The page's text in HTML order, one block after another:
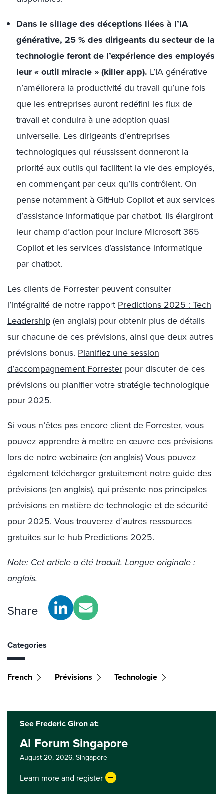
Dans le sillage des déceptions liées à l’IA
générative, 25 % des dirigeants du secteur de la
technologie feront de l’expérience des employés
leur « outil miracle » (killer app). L’IA générative
n’améliorera la productivité du travail qu’une fois
que les entreprises auront redéfini les flux de
travail et conduira à une adoption quasi
universelle. Les dirigeants d’entreprises
technologiques qui réussissent donneront la
priorité aux outils qui facilitent la vie des employés,
en commençant par ceux qu’ils contrôlent. On
pense notamment à GitHub Copilot et aux services
d’assistance informatique par chatbot. Ils élargiront
leur champ d’action pour inclure Microsoft 365
Copilot et les services d’assistance informatique
par chatbot.
Les clients de Forrester peuvent consulter
l’intégralité de notre rapport Predictions 2025 : Tech
Leadership (en anglais) pour obtenir plus de détails
sur chacune de ces prévisions, ainsi que deux autres
prévisions bonus. Planifiez une session
d’accompagnement Forrester pour discuter de ces
prévisions ou planifier votre stratégie technologique
pour 2025.
Si vous n’êtes pas encore client de Forrester, vous
pouvez apprendre à mettre en œuvre ces prévisions
lors de notre webinaire (en anglais) Vous pouvez
également télécharger gratuitement notre guide des
prévisions (en anglais), qui présente nos principales
prévisions en matière de technologie et de sécurité
pour 2025. Vous trouverez d’autres ressources
gratuites sur le hub Predictions 2025.
Note: Cet article a été traduit. Langue originale :
anglais.
Share
Categories
French Prévisions Technologie
See Frederic Giron at:
AI Forum Singapore
August 20, 2026, Singapore
Learn more and register